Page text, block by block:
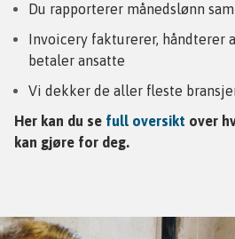
Du rapporterer månedslønn
Invoicery fakturerer, håndterer
betaler ansatte
Vi dekker de aller fleste
Her kan du se full oversikt over
kan gjøre for deg.